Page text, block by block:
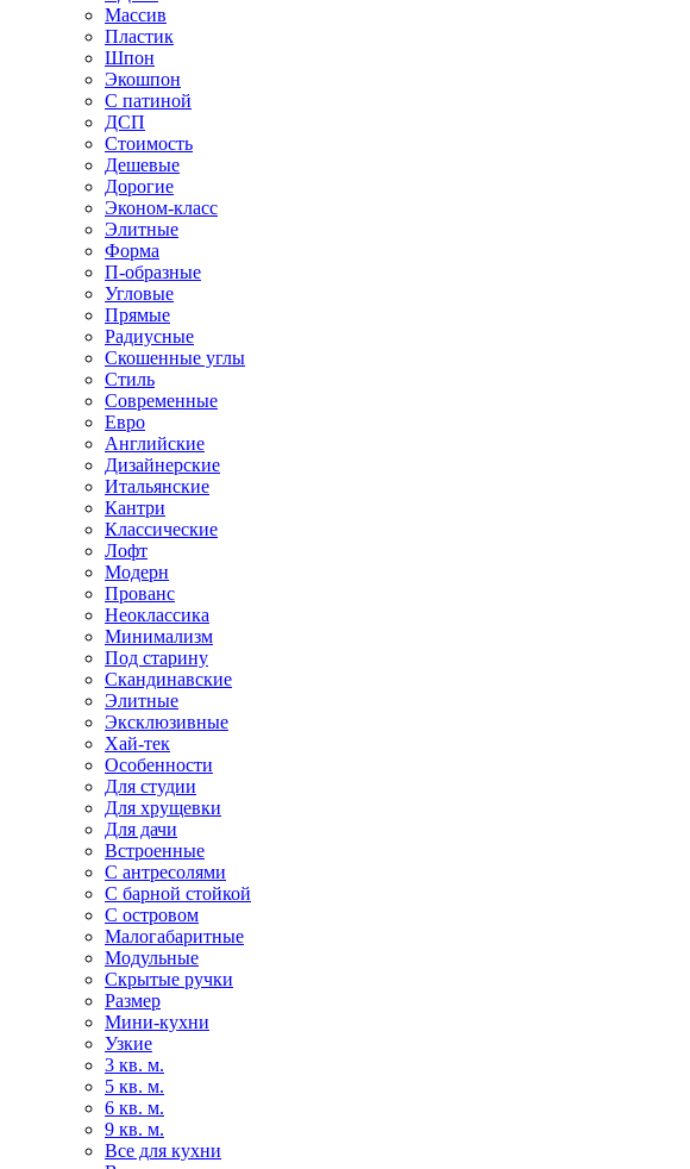
Массив
Пластик
Шпон
Экошпон
С патиной
ДСП
Стоимость
Дешевые
Дорогие
Эконом-класс
Элитные
Форма
П-образные
Угловые
Прямые
Радиусные
Скошенные углы
Стиль
Современные
Евро
Английские
Дизайнерские
Итальянские
Кантри
Классические
Лофт
Модерн
Прованс
Неоклассика
Минимализм
Под старину
Скандинавские
Элитные
Эксклюзивные
Хай-тек
Особенности
Для студии
Для хрущевки
Для дачи
Встроенные
С антресолями
С барной стойкой
С островом
Малогабаритные
Модульные
Скрытые ручки
Размер
Мини-кухни
Узкие
3 кв. м.
5 кв. м.
6 кв. м.
9 кв. м.
Все для кухни